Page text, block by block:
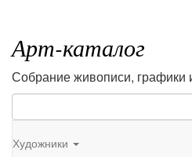
Арт-каталог
Собрание живописи, графики
Художники